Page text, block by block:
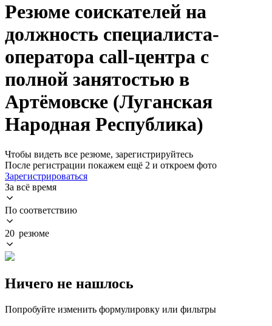
Резюме соискателей на
должность специалиста-
оператора call-центра с
полной занятостью в
Артёмовске (Луганская
Народная Республика)
Чтобы видеть все резюме, зарегистрируйтесь
После регистрации покажем ещё 2 и откроем фото
Зарегистрироваться
За всё время
По соответствию
20 резюме
Ничего не нашлось
Попробуйте изменить формулировку или фильтры